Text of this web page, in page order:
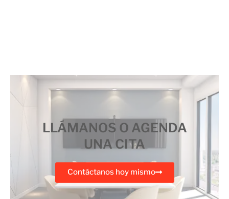
LLÁMANOS O AGENDA
UNA CITA
Contáctanos hoy mismo